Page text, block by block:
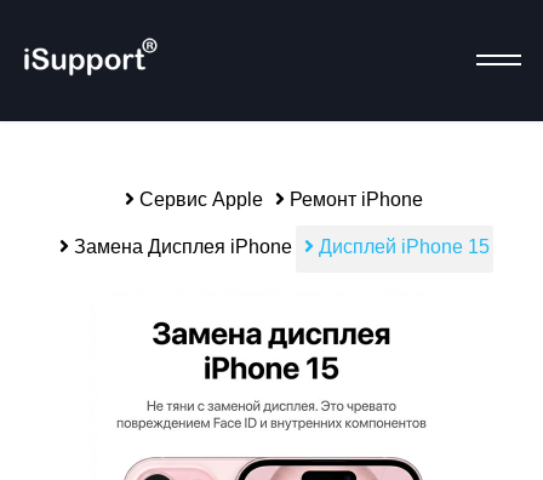
Сервис Apple Ремонт iPhone
Замена Дисплея iPhone Дисплей iPhone 15